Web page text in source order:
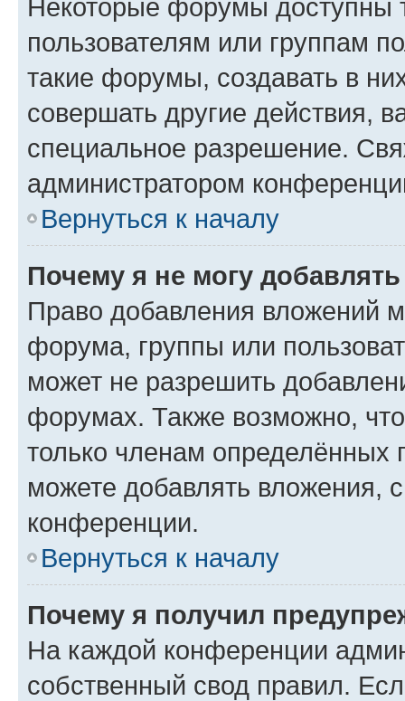
Некоторые форумы доступны
пользователям или группам
такие форумы, создавать в
совершать другие действия,
специальное разрешение.
администратором
Вернуться к началу
Почему я не могу
Право добавления вложений
форума, группы или
может не разрешить
форумах. Также возможно,
только членам определённых
можете добавлять вложения,
конференции.
Вернуться к началу
Почему я получил
На каждой конференции
собственный свод правил.